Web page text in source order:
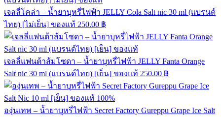
เจลลี่โคล่า – น้ำยาบุหรี่ไฟฟ้า JELLY Cola Salt nic 30 ml (แบรนด์
ไทย) [ไม่เย็น] ของแท้ 250.00 ฿
เจลลี่แฟนต้าส้มโซดา – น้ำยาบุหรี่ไฟฟ้า JELLY Fanta Orange
Salt nic 30 ml (แบรนด์ไทย) [เย็น] ของแท้ 250.00 ฿
องุ่นเทพ – น้ำยาบุหรี่ไฟฟ้า Secret Factory Gureppu Grape Ice Salt